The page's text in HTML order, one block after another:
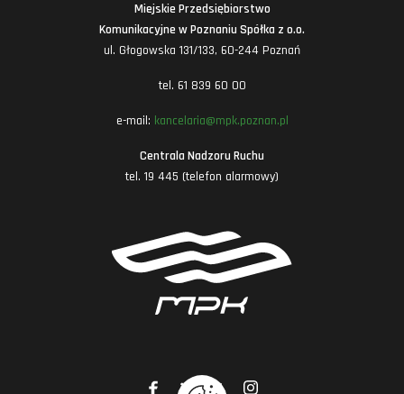
Miejskie Przedsiębiorstwo
Komunikacyjne w Poznaniu Spółka z o.o.
ul. Głogowska 131/133, 60-244 Poznań
tel. 61 839 60 00
e-mail: kancelaria@mpk.poznan.pl
Centrala Nadzoru Ruchu
tel. 19 445 (telefon alarmowy)